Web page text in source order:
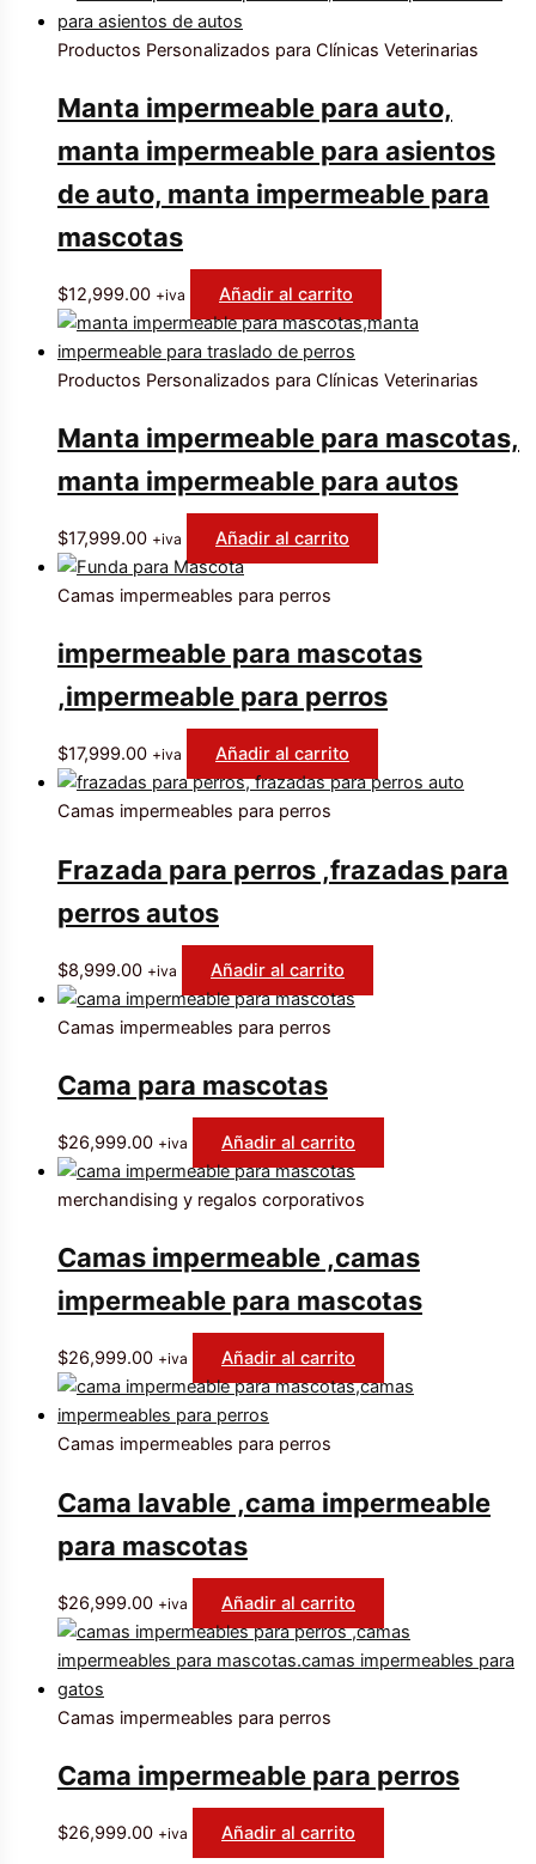
Productos Personalizados para Clínicas Veterinarias
Manta impermeable para auto,
manta impermeable para asientos
de auto, manta impermeable para
mascotas
$12,999.00 +iva Añadir al carrito
Productos Personalizados para Clínicas Veterinarias
Manta impermeable para mascotas,
manta impermeable para autos
$17,999.00 +iva Añadir al carrito
Camas impermeables para perros
impermeable para mascotas
,impermeable para perros
$17,999.00 +iva Añadir al carrito
Camas impermeables para perros
Frazada para perros ,frazadas para
perros autos
$8,999.00 +iva Añadir al carrito
Camas impermeables para perros
Cama para mascotas
$26,999.00 +iva Añadir al carrito
merchandising y regalos corporativos
Camas impermeable ,camas
impermeable para mascotas
$26,999.00 +iva Añadir al carrito
Camas impermeables para perros
Cama lavable ,cama impermeable
para mascotas
$26,999.00 +iva Añadir al carrito
Camas impermeables para perros
Cama impermeable para perros
$26,999.00 +iva Añadir al carrito